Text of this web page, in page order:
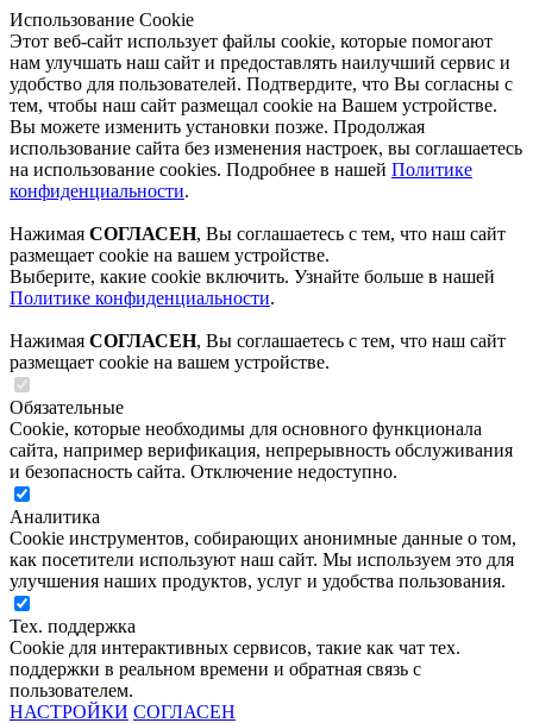
Использование Cookie
Этот веб-сайт использует файлы cookie, которые помогают
нам улучшать наш сайт и предоставлять наилучший сервис и
удобство для пользователей. Подтвердите, что Вы согласны с
тем, чтобы наш сайт размещал cookie на Вашем устройстве.
Вы можете изменить установки позже. Продолжая
использование сайта без изменения настроек, вы соглашаетесь
на использование cookies. Подробнее в нашей Политике
конфиденциальности.
Нажимая СОГЛАСЕН, Вы соглашаетесь с тем, что наш сайт
размещает cookie на вашем устройстве.
Выберите, какие cookie включить. Узнайте больше в нашей
Политике конфиденциальности.
Нажимая СОГЛАСЕН, Вы соглашаетесь с тем, что наш сайт
размещает cookie на вашем устройстве.
Обязательные
Cookie, которые необходимы для основного функционала
сайта, например верификация, непрерывность обслуживания
и безопасность сайта. Отключение недоступно.
Аналитика
Cookie инструментов, собирающих анонимные данные о том,
как посетители используют наш сайт. Мы используем это для
улучшения наших продуктов, услуг и удобства пользования.
Тех. поддержка
Cookie для интерактивных сервисов, такие как чат тех.
поддержки в реальном времени и обратная связь с
пользователем.
НАСТРОЙКИ СОГЛАСЕН